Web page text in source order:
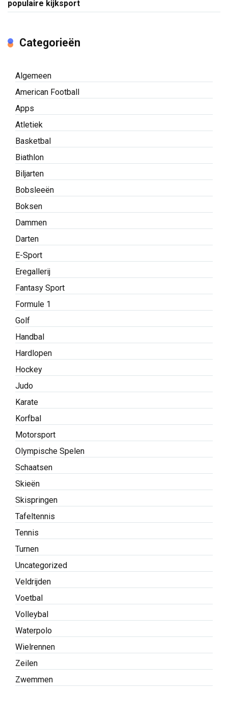
populaire kijksport
Categorieën
Algemeen
American Football
Apps
Atletiek
Basketbal
Biathlon
Biljarten
Bobsleeën
Boksen
Dammen
Darten
E-Sport
Eregallerij
Fantasy Sport
Formule 1
Golf
Handbal
Hardlopen
Hockey
Judo
Karate
Korfbal
Motorsport
Olympische Spelen
Schaatsen
Skieën
Skispringen
Tafeltennis
Tennis
Turnen
Uncategorized
Veldrijden
Voetbal
Volleybal
Waterpolo
Wielrennen
Zeilen
Zwemmen